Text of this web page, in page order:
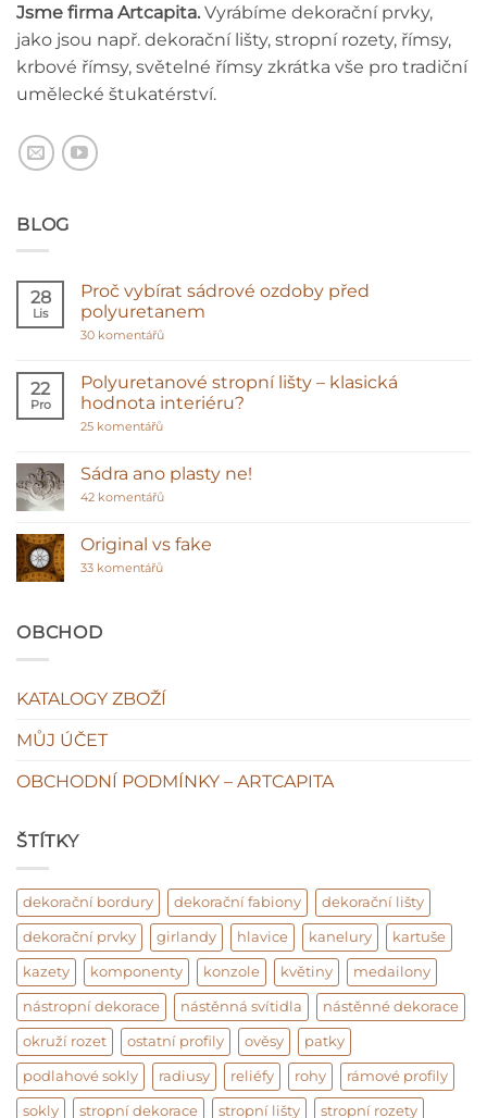
Jsme firma Artcapita. Vyrábíme dekorační prvky,
jako jsou např. dekorační lišty, stropní rozety, římsy,
krbové římsy, světelné římsy zkrátka vše pro tradiční
umělecké štukatérství.
BLOG
28
Lis
Proč vybírat sádrové ozdoby před
polyuretanem
30 komentářůu
názvem
Proč
vybírat
22
Pro
Polyuretanové stropní lišty – klasická
hodnota interiéru?
25 komentářůu
názvem
Polyuretanové
stropní
klasická
hodnota
interiéru?
Sádra ano plasty ne!
42 komentářůu
názvem
Sádra
Original vs fake
33 komentářůu
OBCHOD
KATALOGY ZBOŽÍ
MŮJ ÚČET
OBCHODNÍ PODMÍNKY – ARTCAPITA
ŠTÍTKY
dekorační bordury dekorační fabiony dekorační lišty
dekorační prvky girlandy hlavice kanelury kartuše
kazety komponenty konzole květiny medailony
nástropní dekorace nástěnná svítidla nástěnné dekorace
okruží rozet ostatní profily ověsy patky
podlahové sokly radiusy reliéfy rohy rámové profily
sokly stropní dekorace stropní lišty stropní rozety